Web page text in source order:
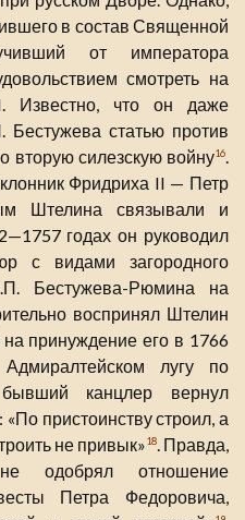
в состав Священной
от императора
смотреть на
Известно, что он даже
статью против
вторую силезскую войну16
Фридриха II — Петр
Штелина связывали и
годах он руководил
с видами загородного
Бестужева-Рюмина на
воспринял Штелин
принуждение его в 1766
лугу по
канцлер вернул
пристоинству строил, а
не привык»18
. Правда,
одобрял отношение
Петра Федоровича,